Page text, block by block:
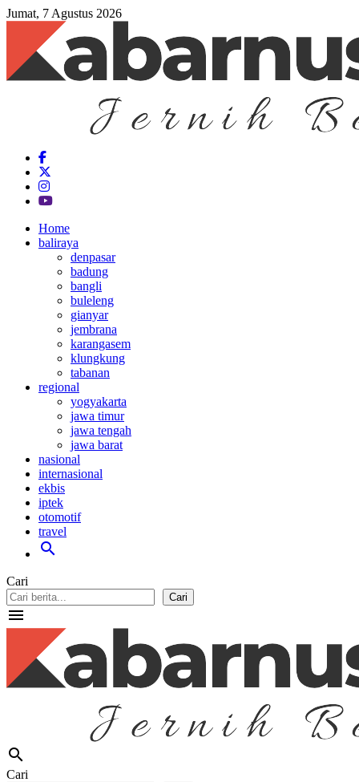
Jumat, 7 Agustus 2026
Home
baliraya
denpasar
badung
bangli
buleleng
gianyar
jembrana
karangasem
klungkung
tabanan
regional
yogyakarta
jawa timur
jawa tengah
jawa barat
nasional
internasional
ekbis
iptek
otomotif
travel
search
Cari
Cari
menu
search
Cari